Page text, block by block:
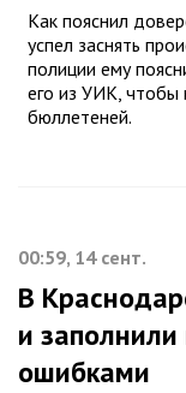
Как пояснил
успел заснять
полиции ему
его из УИК, чтобы
бюллетеней.
00:59, 14 сент.
В
и
ошибками